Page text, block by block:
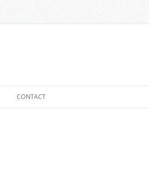
CONTACT